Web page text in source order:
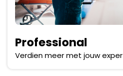
Professional
Verdien meer met jouw